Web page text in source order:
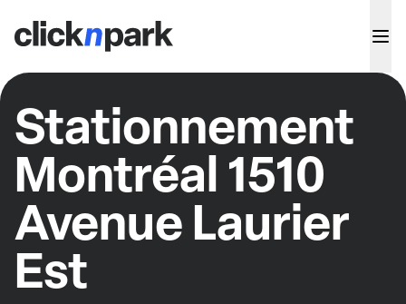
Stationnement
Montréal 1510
Avenue Laurier
Est